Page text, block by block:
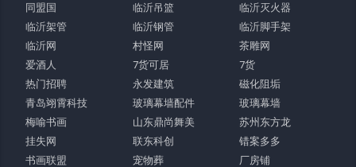
同盟国
临沂吊篮
临沂灭火器
临沂架管
临沂钢管
临沂脚手架
临沂网
村怪网
茶雕网
爱酒人
7货可居
7货
热门招聘
永发建筑
磁化阻垢
青岛翊霄科技
玻璃幕墙配件
玻璃幕墙
梅喻书画
山东鼎尚舞美
苏州东方龙
挂失网
联东科创
错案多多
书画联盟
宠物葬
厂房铺